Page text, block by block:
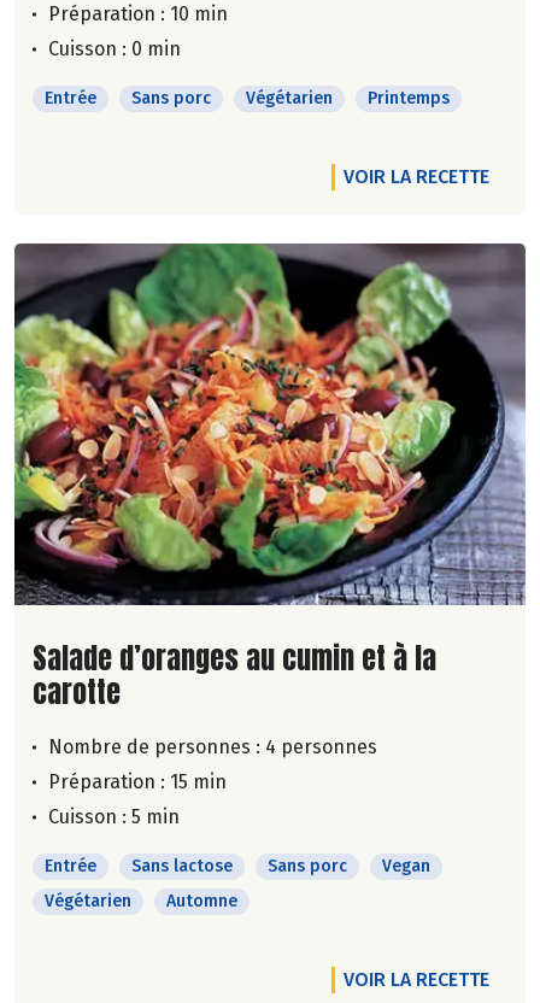
Préparation : 10 min
Cuisson : 0 min
Entrée Sans porc Végétarien Printemps
VOIR LA RECETTE
Lire la suite de la recette
Salade d’oranges au cumin et à la
carotte
Nombre de personnes : 4 personnes
Préparation : 15 min
Cuisson : 5 min
Entrée Sans lactose Sans porc
Vegan
Végétarien
Automne
VOIR LA RECETTE